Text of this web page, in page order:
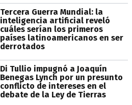
Tercera Guerra Mundial: la
inteligencia artificial reveló
cuáles serían los primeros
países latinoamericanos en ser
derrotados
Di Tullio impugnó a Joaquín
Benegas Lynch por un presunto
conflicto de intereses en el
debate de la Ley de Tierras